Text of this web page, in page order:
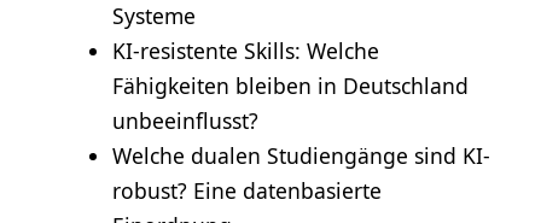
Systeme
KI-resistente Skills: Welche
Fähigkeiten bleiben in Deutschland
unbeeinflusst?
Welche dualen Studiengänge sind KI-
robust? Eine datenbasierte